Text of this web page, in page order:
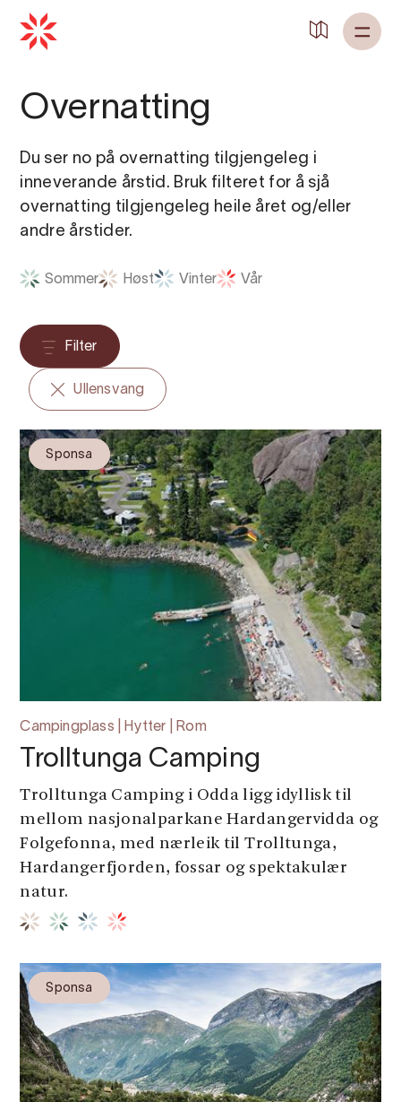
Overnatting
Du ser no på overnatting tilgjengeleg i
inneverande årstid. Bruk filteret for å sjå
overnatting tilgjengeleg heile året og/eller
andre årstider.
Sommer Høst Vinter Vår
Filter
Ullensvang
Sponsa
Campingplass | Hytter | Rom
Trolltunga Camping
Trolltunga Camping i Odda ligg idyllisk til
mellom nasjonalparkane Hardangervidda og
Folgefonna, med nærleik til Trolltunga,
Hardangerfjorden, fossar og spektakulær
natur.
Sponsa